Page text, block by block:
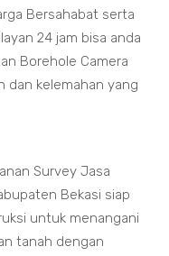
Bersahabat serta
24 jam bisa anda
Borehole Camera
dan kelemahan yang
Survey Jasa
Bekasi siap
untuk menangani
tanah dengan